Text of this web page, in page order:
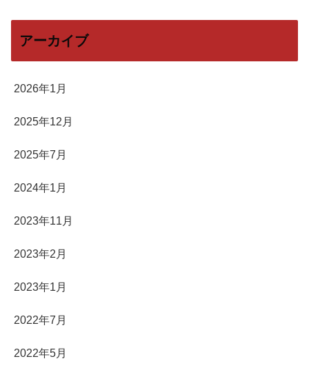
アーカイブ
2026年1月
2025年12月
2025年7月
2024年1月
2023年11月
2023年2月
2023年1月
2022年7月
2022年5月